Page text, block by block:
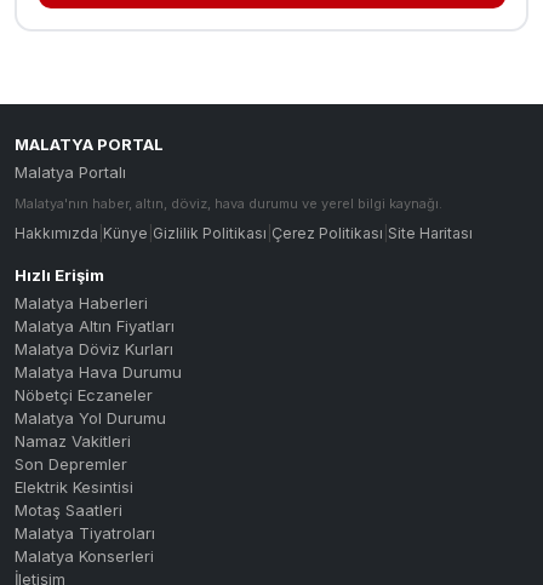
MALATYA PORTAL
Malatya Portalı
Malatya'nın haber, altın, döviz, hava durumu ve yerel bilgi kaynağı.
Hakkımızda Künye Gizlilik Politikası Çerez Politikası Site Haritası
Hızlı Erişim
Malatya Haberleri
Malatya Altın Fiyatları
Malatya Döviz Kurları
Malatya Hava Durumu
Nöbetçi Eczaneler
Malatya Yol Durumu
Namaz Vakitleri
Son Depremler
Elektrik Kesintisi
Motaş Saatleri
Malatya Tiyatroları
Malatya Konserleri
İletişim